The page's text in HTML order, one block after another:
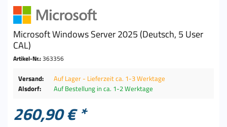
Microsoft Windows Server 2025 (Deutsch, 5 User
CAL)
Artikel-Nr.:363356
Versand:
Auf Lager - Lieferzeit ca. 1-3 Werktage
Alsdorf:
Auf Bestellung in ca. 1-2 Werktage
260,90 € *